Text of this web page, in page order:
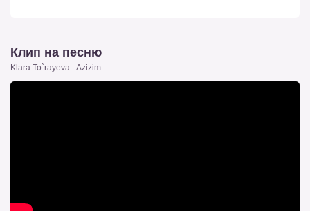
Клип на песню
Klara To`rayeva - Azizim